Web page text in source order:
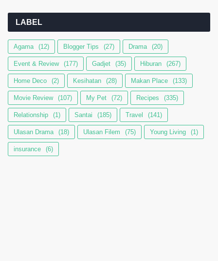
LABEL
Agama (12) Blogger Tips (27) Drama (20)
Event & Review (177) Gadjet (35) Hiburan (267)
Home Deco (2) Kesihatan (28) Makan Place (133)
Movie Review (107) My Pet (72) Recipes (335)
Relationship (1) Santai (185) Travel (141)
Ulasan Drama (18) Ulasan Filem (75) Young Living (1)
insurance (6)